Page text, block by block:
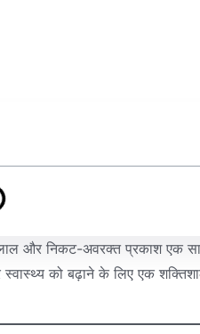
लाल और निकट-अवरक्त प्रकाश एक
को बढ़ाने के लिए एक